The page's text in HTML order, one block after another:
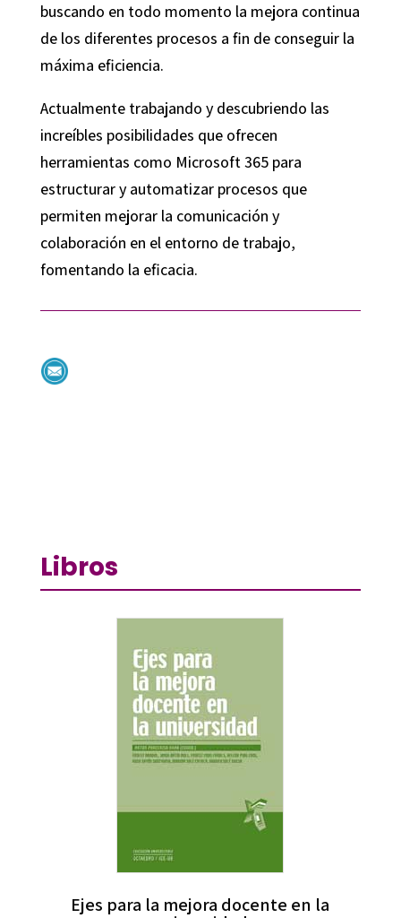
buscando en todo momento la mejora continua
de los diferentes procesos a fin de conseguir la
máxima eficiencia.
Actualmente trabajando y descubriendo las
increíbles posibilidades que ofrecen
herramientas como Microsoft 365 para
estructurar y automatizar procesos que
permiten mejorar la comunicación y
colaboración en el entorno de trabajo,
fomentando la eficacia.
Libros
Ejes para la mejora docente en la